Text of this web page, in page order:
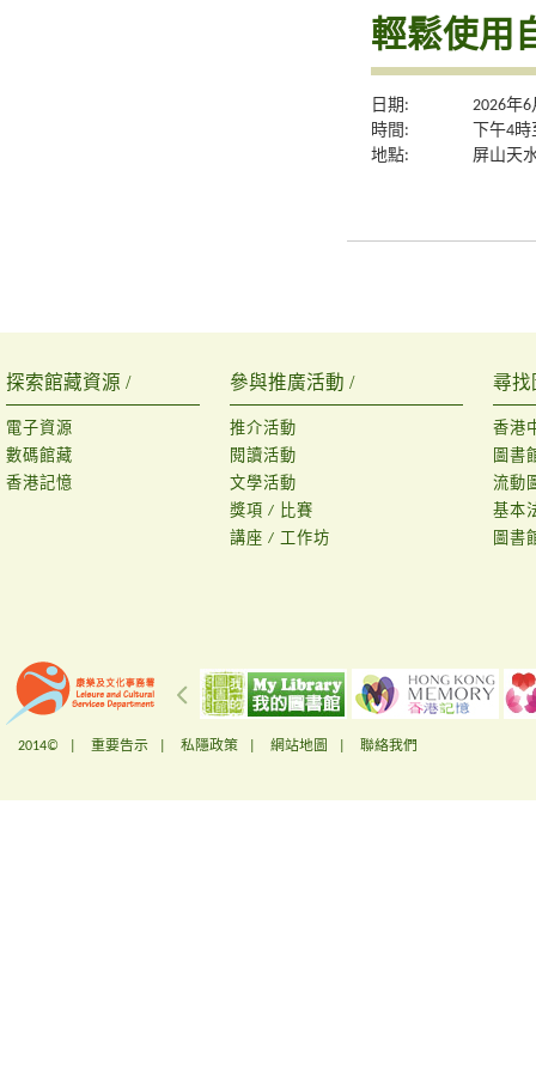
輕鬆使用
日期:
2026年
時間:
下午4
地點:
屏山天
探索館藏資源 /
電子資源
數碼館藏
香港記憶
參與推廣活動 /
推介活動
閱讀活動
文學活動
獎項 / 比賽
講座 / 工作坊
尋找
香港
圖書
流動
基本
圖書
2014© | 重要告示 私隱政策 網站地圖 聯絡我們